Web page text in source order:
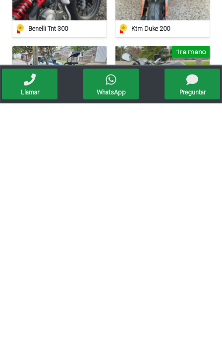
Benelli Tnt 300 Ktm Duke 200
1ra mano
Llamar WhatsApp Preguntar